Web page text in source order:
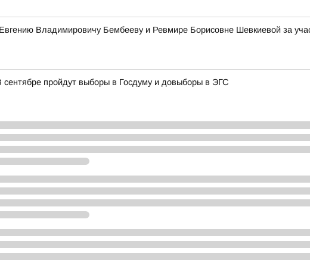
Владимировичу Бембееву и Ревмире Борисовне Шевкиевой за
пройдут выборы в Госдуму и довыборы в ЭГС